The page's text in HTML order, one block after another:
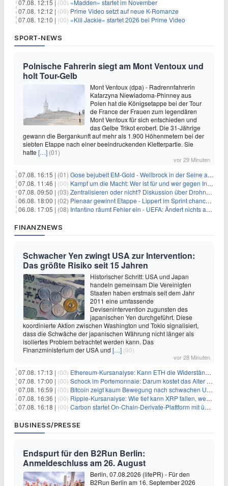
07.08. 12:15 | (00) «Madden» startet im November
07.08. 12:12 | (00) Prime Video setzt auf neue K-Romanze
07.08. 12:10 | (00) «Kill Jackie» startet 2026 bei Prime Video
SPORT-NEWS
Polnische Fahrerin siegt am Mont Ventoux und
holt Tour-Gelb
Mont Ventoux (dpa) - Radrennfahrerin
Katarzyna Niewiadoma-Phinney aus
Polen hat die Königsetappe bei der Tour
de France der Frauen zum legendären
Mont Ventoux für sich entschieden und
das Gelbe Trikot erobert. Die 31-Jährige
gewann die Bergankunft auf mehr als 1.900 Höhenmetern bei der
siebten Etappe nach einer beeindruckenden Kletterpartie. Sie
hatte […] (01)
vor 29 Minuten
07.08. 16:15 | (01) Gose bejubelt EM-Gold - Wellbrock in der Seine ausgebremst
07.08. 11:46 | (00) Kampf um die Macht: Wer ist für und wer gegen Infantino?
07.08. 09:50 | (03) Zentralisieren oder nicht? Diskussion über Drohnenabwehr
06.08. 18:00 | (02) Pienaar gewinnt Etappe - Lippert im Sprint chancenlos
06.08. 17:05 | (08) Infantino räumt Fehler ein - UEFA: Ändert nichts an Boykott
FINANZNEWS
Schwacher Yen zwingt USA zur Intervention:
Das größte Risiko seit 15 Jahren
Historischer Schritt: USA und Japan
handeln gemeinsam Die Vereinigten
Staaten haben erstmals seit dem Jahr
2011 eine umfassende
Devisenintervention zugunsten des
japanischen Yen durchgeführt. Diese
koordinierte Aktion zwischen Washington und Tokio signalisiert,
dass die Schwäche der japanischen Währung nicht länger als
isoliertes Problem betrachtet werden kann. Das
Finanzministerium der USA und […] (00)
vor 28 Minuten
07.08. 17:13 | (00) Ethereum-Kursanalyse: Kann ETH die Widerstände der gleitenden Durchschnitte überwinden?
07.08. 17:00 | (00) Schock im Portemonnaie: Darum kostet das Alter deutlich mehr als Sie denken
07.08. 16:59 | (00) Bitcoin zeigt kaum Bewegung nach schwachen US-Arbeitsmarktdaten, Fed-Zinserhöhungschancen sinken auf 44%
07.08. 16:36 | (00) Ripple-Kursanalyse: Wie tief kann XRP fallen, wenn die $1-Unterstützung am Wochenende verloren geht?
07.08. 16:18 | (00) Carbon startet On-Chain-Derivate-Plattform mit über 950 Märkten in einem Konto
BUSINESS/PRESSE
Endspurt für den B2Run Berlin:
Anmeldeschluss am 26. August
Berlin, 07.08.2026 (lifePR) - Für den
B2Run Berlin am 16. September 2026